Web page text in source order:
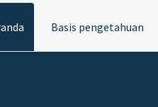
Basis pengetahuan